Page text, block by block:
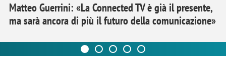
Matteo Guerrini: «La Connected TV è già il presente,
ma sarà ancora di più il futuro della comunicazione»